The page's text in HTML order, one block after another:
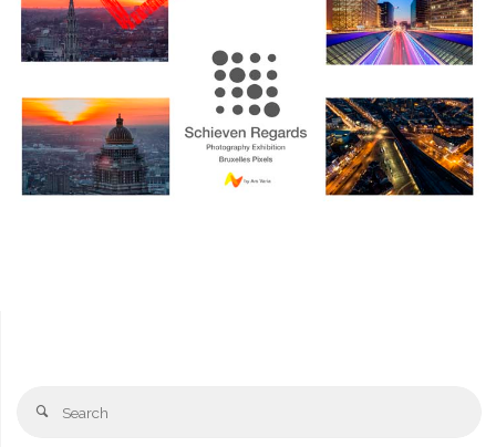
Search